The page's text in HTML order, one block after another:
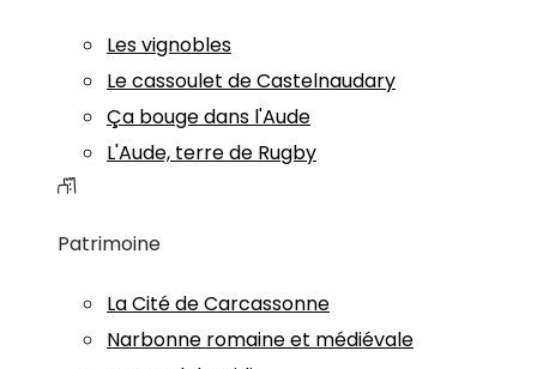
Les vignobles
Le cassoulet de Castelnaudary
Ça bouge dans l'Aude
L'Aude, terre de Rugby
Patrimoine
La Cité de Carcassonne
Narbonne romaine et médiévale